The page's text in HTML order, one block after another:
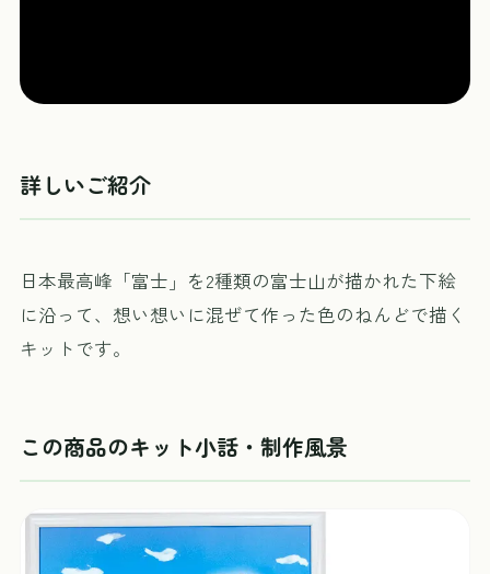
詳しいご紹介
日本最高峰「富士」を2種類の富士山が描かれた下絵
に沿って、想い想いに混ぜて作った色のねんどで描く
キットです。
この商品のキット小話・制作風景